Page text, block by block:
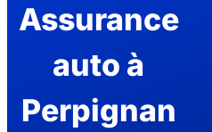
Assurance
auto à
Perpignan